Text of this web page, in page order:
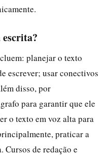
planejar o texto
escrever; usar conectivos
disso, por
para garantir que ele
o texto em voz alta para
praticar a
Cursos de redação e